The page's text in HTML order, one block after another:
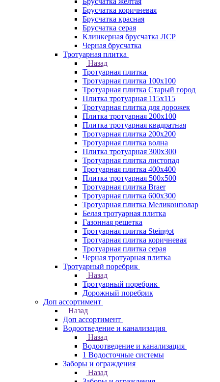
Брусчатка коричневая
Брусчатка красная
Брусчатка серая
Клинкерная брусчатка ЛСР
Черная брусчатка
Тротуарная плитка
Назад
Тротуарная плитка
Тротуарная плитка 100x100
Тротуарная плитка Старый город
Плитка тротуарная 115x115
Тротуарная плитка для дорожек
Плитка тротуарная 200х100
Плитка тротуарная квадратная
Тротуарная плитка 200х200
Тротуарная плитка волна
Плитка тротуарная 300х300
Тротуарная плитка листопад
Тротуарная плитка 400х400
Плитка тротуарная 500x500
Тротуарная плитка Braer
Тротуарная плитка 600х300
Тротуарная плитка Меликонполар
Белая тротуарная плитка
Газонная решетка
Тротуарная плитка Steingot
Тротуарная плитка коричневая
Тротуарная плитка серая
Черная тротуарная плитка
Тротуарный поребрик
Назад
Тротуарный поребрик
Дорожный поребрик
Доп ассортимент
Назад
Доп ассортимент
Водоотведение и канализация
Назад
Водоотведение и канализация
1 Водосточные системы
Заборы и ограждения
Назад